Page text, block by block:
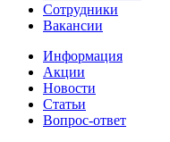
Сотрудники
Вакансии
Информация
Акции
Новости
Статьи
Вопрос-ответ